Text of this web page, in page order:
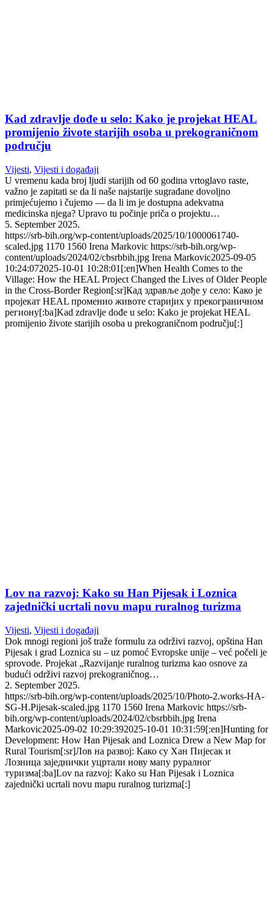
Kad zdravlje dođe u selo: Kako je projekat HEAL
promijenio živote starijih osoba u prekograničnom
području
Vijesti, Vijesti i događaji
U vremenu kada broj ljudi starijih od 60 godina vrtoglavo raste,
važno je zapitati se da li naše najstarije sugrađane dovoljno
primjećujemo i čujemo — da li im je dostupna adekvatna
medicinska njega? Upravo tu počinje priča o projektu…
5. September 2025.
https://srb-bih.org/wp-content/uploads/2025/10/1000061740-
scaled.jpg 1170 1560 Irena Markovic https://srb-bih.org/wp-
content/uploads/2024/02/cbsrbbih.jpg Irena Markovic2025-09-05
10:24:072025-10-01 10:28:01 [:en]When Health Comes to the
Village: How the HEAL Project Changed the Lives of Older People
in the Cross-Border Region[:sr]Кад здравље дође у село: Како је
пројекат HEAL променио животе старијих у прекограничном
региону[:ba]Kad zdravlje dođe u selo: Kako je projekat HEAL
promijenio živote starijih osoba u prekograničnom području[:]
Lov na razvoj: Kako su Han Pijesak i Loznica
zajednički ucrtali novu mapu ruralnog turizma
Vijesti, Vijesti i događaji
Dok mnogi regioni još traže formulu za održivi razvoj, opština Han
Pijesak i grad Loznica su – uz pomoć Evropske unije – već počeli je
sprovode. Projekat „Razvijanje ruralnog turizma kao osnove za
budući održivi razvoj prekograničnog…
2. September 2025.
https://srb-bih.org/wp-content/uploads/2025/10/Photo-2.works-HA-
SG-H.Pijesak-scaled.jpg 1170 1560 Irena Markovic https://srb-
bih.org/wp-content/uploads/2024/02/cbsrbbih.jpg Irena
Markovic2025-09-02 10:29:392025-10-01 10:31:59[:en]Hunting for
Development: How Han Pijesak and Loznica Drew a New Map for
Rural Tourism[:sr]Лов на развој: Како су Хан Пијесак и
Лозница заједнички уцртали нову мапу руралног
туризма[:ba]Lov na razvoj: Kako su Han Pijesak i Loznica
zajednički ucrtali novu mapu ruralnog turizma[:]